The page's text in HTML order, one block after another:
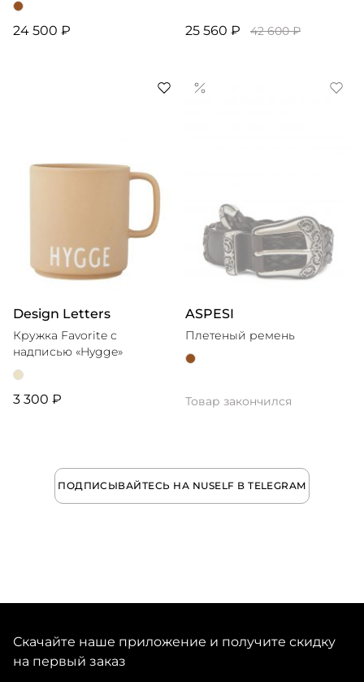
24 500 ₽ 25 560 ₽ 42 600 ₽
Design Letters
Кружка Favorite с
надписью «Hygge»
3 300 ₽
ASPESI
Плетеный ремень
Товар закончился
ПОДПИСЫВАЙТЕСЬ НА NUSELF В TELEGRAM
Скачайте наше приложение и получите скидку
на первый заказ